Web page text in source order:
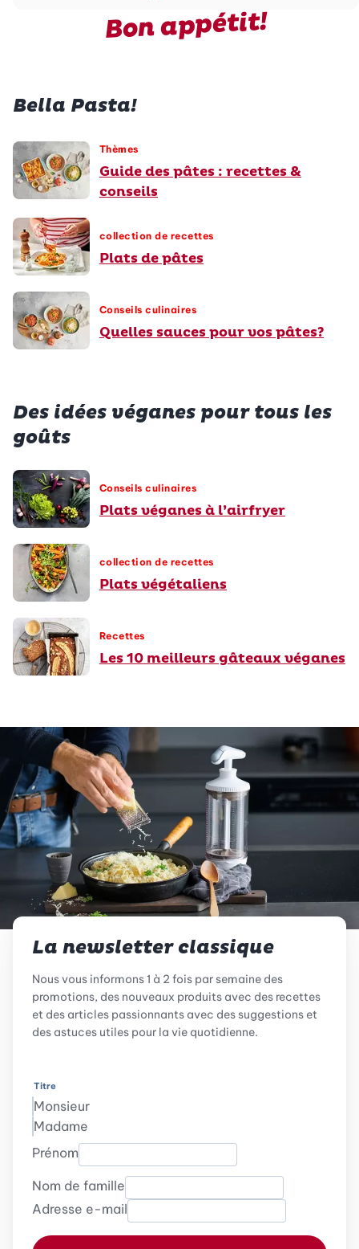
Bon appétit!
Bella Pasta!
Thèmes
Guide des pâtes : recettes &
conseils
collection de recettes
Plats de pâtes
Conseils culinaires
Quelles sauces pour vos pâtes?
Des idées véganes pour tous les
goûts
Conseils culinaires
Plats véganes à l’airfryer
collection de recettes
Plats végétaliens
Recettes
Les 10 meilleurs gâteaux véganes
La newsletter classique
Nous vous informons 1 à 2 fois par semaine des
promotions, des nouveaux produits avec des recettes
et des articles passionnants avec des suggestions et
des astuces utiles pour la vie quotidienne.
Titre
Monsieur
Madame
Prénom
Nom de famille
Adresse e-mail